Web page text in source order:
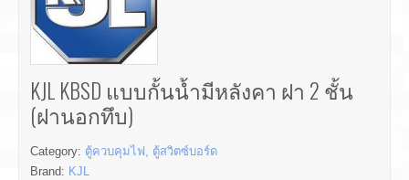
KJL KBSD แบบกั้นน้ำมีหลังคา ฝา 2 ชั้น
(ฝานอกทึบ)
Category: ตู้ควบคุมไฟ, ตู้สวิตซ์บอร์ด
Brand: KJL